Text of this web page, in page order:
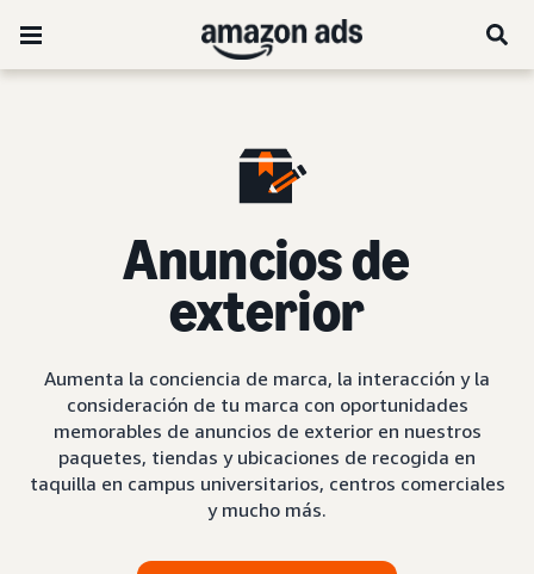
Anuncios de
exterior
Aumenta la conciencia de marca, la interacción y la
consideración de tu marca con oportunidades
memorables de anuncios de exterior en nuestros
paquetes, tiendas y ubicaciones de recogida en
taquilla en campus universitarios, centros comerciales
y mucho más.